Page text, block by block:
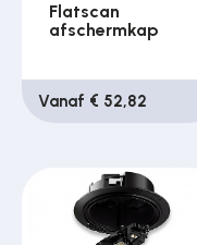
Flatscan
afschermkap
Vanaf € 52,82